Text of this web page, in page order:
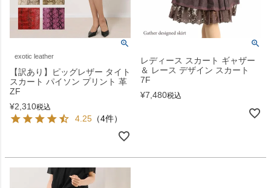
exotic leather
【訳あり】ピッグレザー タイト
スカート パイソン プリント 革
ZF
¥2,310税込
4.25 （4件）
レディース スカート ギャザー
＆ レース デザイン スカート
7F
¥7,480税込